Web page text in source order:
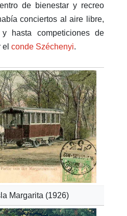
de bienestar y recreo
conciertos al aire libre,
hasta competiciones de
conde Széchenyi.
Margarita (1926)